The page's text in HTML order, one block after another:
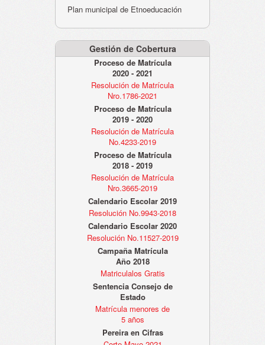
Plan municipal de Etnoeducación
Gestión de Cobertura
Proceso de Matrícula
2020 - 2021
Resolución de Matrícula
Nro.1786-2021
Proceso de Matrícula
2019 - 2020
Resolución de Matrícula
No.4233-2019
Proceso de Matrícula
2018 - 2019
Resolución de Matrícula
Nro.3665-2019
Calendario Escolar 2019
Resolución No.9943-2018
Calendario Escolar 2020
Resolución No.11527-2019
Campaña Matrícula
Año 2018
Matriculalos Gratis
Sentencia Consejo de
Estado
Matrícula menores de
5 años
Pereira en Cifras